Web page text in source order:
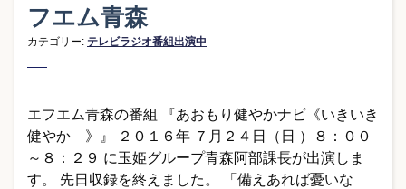
フエム青森
カテゴリー: テレビラジオ番組出演中
エフエム青森の番組 『あおもり健やかナビ《いきいき
健やか 》』 ２０１６年 ７月２４日（日 ）８：００
～８：２９ に玉姫グループ青森阿部課長が出演しま
す。 先日収録を終えました。 「備えあれば憂いな